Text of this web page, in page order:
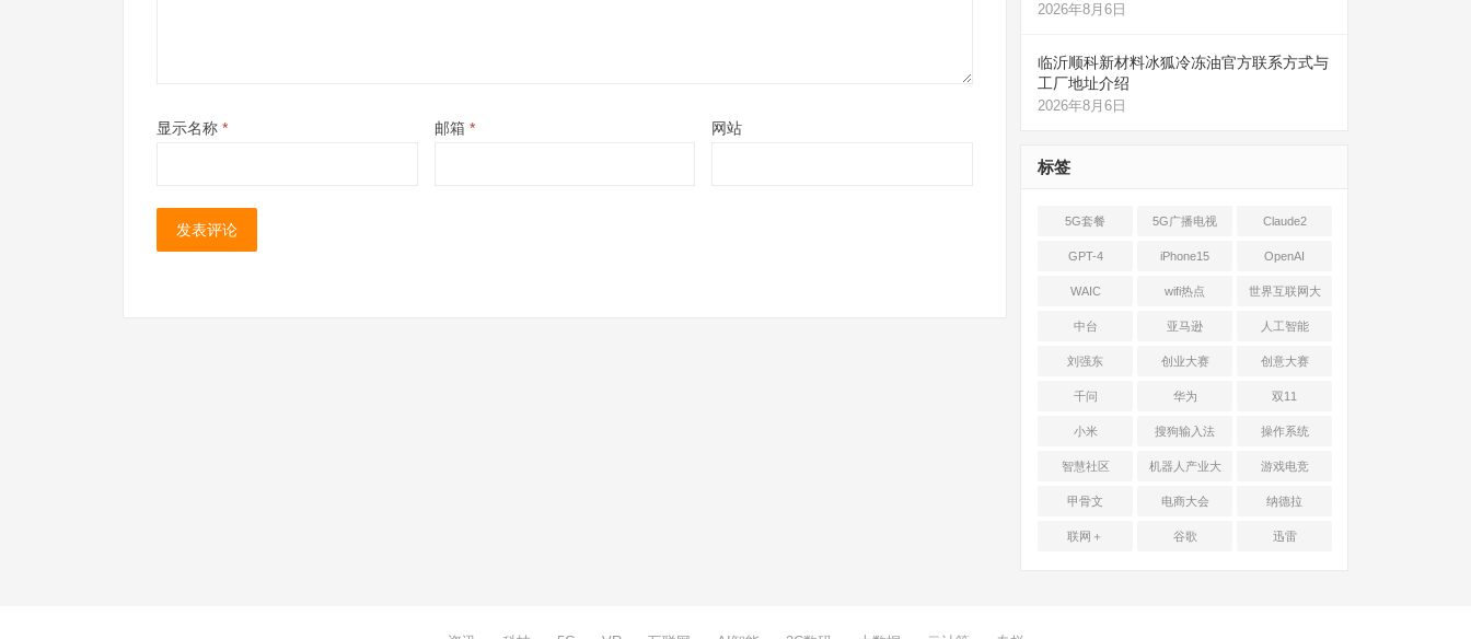
显示名称 * 邮箱 * 网站
2026年8月6日
临沂顺科新材料冰狐冷冻油官方联系方式与
工厂地址介绍
2026年8月6日
标签
5G套餐 5G广播电视 Claude2
GPT-4 iPhone15 OpenAI
WAIC wifi热点 世界互联网大
会
中台 亚马逊 人工智能
刘强东 创业大赛 创意大赛
千问 华为 双11
小米 搜狗输入法 操作系统
智慧社区 机器人产业大
会
游戏电竞
甲骨文 电商大会 纳德拉
联网＋ 谷歌 迅雷